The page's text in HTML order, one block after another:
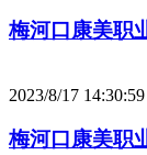
梅河口康美职
2023/8/17 14:30:59
梅河口康美职